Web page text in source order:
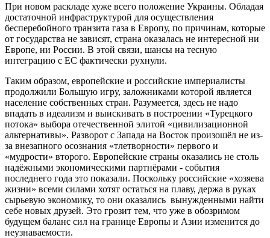
При новом раскладе хуже всего положение Украины. Обладая
достаточной инфраструктурой для осуществления
бесперебойного транзита газа в Европу, по причинам, которые
от государства не зависят, страна оказалась не интересной ни
Европе, ни России. В этой связи, шансы на тесную
интеграцию с ЕС фактически рухнули.
Таким образом, европейские и российские империалисты
продолжили Большую игру, заложниками которой является
население собственных стран. Разумеется, здесь не надо
впадать в идеализм и выискивать в построении «Турецкого
потока» выбора отечественной элитой «цивилизационной
альтернативы». Разворот с Запада на Восток произошёл не из-
за внезапного осознания «тлетворности» первого и
«мудрости» второго. Европейские страны оказались не столь
надёжными экономическими партнёрами - события
последнего года это показали. Поскольку российские «хозяева
жизни» всеми силами хотят остаться на плаву, держа в руках
сырьевую экономику, то они оказались вынужденными найти
себе новых друзей. Это грозит тем, что уже в обозримом
будущем баланс сил на границе Европы и Азии изменится до
неузнаваемости.